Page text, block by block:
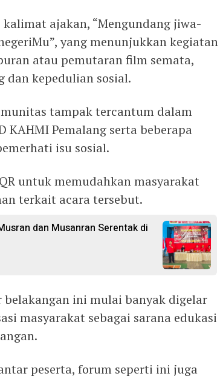
ajakan, “Mengundang jiwa-
yang menunjukkan kegiatan
atau pemutaran film semata,
kepedulian sosial.
tampak tercantum dalam
Pemalang serta beberapa
isu sosial.
untuk memudahkan masyarakat
terkait acara tersebut.
dan Musanran Serentak di
ini mulai banyak digelar
masyarakat sebagai sarana edukasi
peserta, forum seperti ini juga